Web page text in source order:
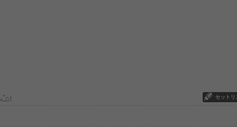
投稿：( ∩՞ټ՞∩) セットリ